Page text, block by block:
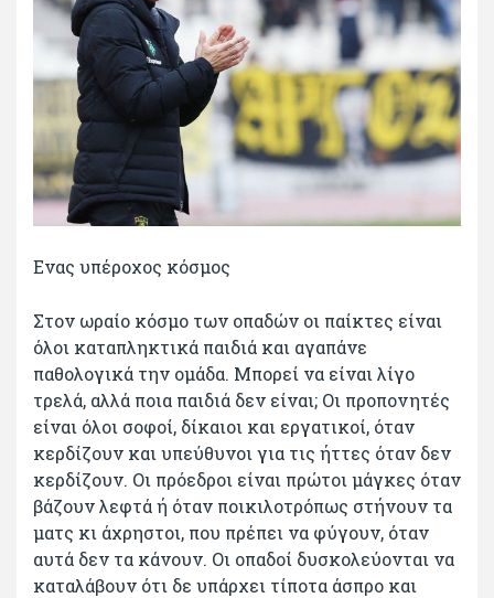
Ενας υπέροχος κόσμος
Στον ωραίο κόσμο των οπαδών οι παίκτες είναι
όλοι καταπληκτικά παιδιά και αγαπάνε
παθολογικά την ομάδα. Μπορεί να είναι λίγο
τρελά, αλλά ποια παιδιά δεν είναι; Οι προπονητές
είναι όλοι σοφοί, δίκαιοι και εργατικοί, όταν
κερδίζουν και υπεύθυνοι για τις ήττες όταν δεν
κερδίζουν. Οι πρόεδροι είναι πρώτοι μάγκες όταν
βάζουν λεφτά ή όταν ποικιλοτρόπως στήνουν τα
ματς κι άχρηστοι, που πρέπει να φύγουν, όταν
αυτά δεν τα κάνουν. Οι οπαδοί δυσκολεύονται να
καταλάβουν ότι δε υπάρχει τίποτα άσπρο και